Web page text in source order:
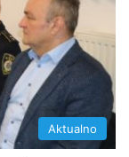
Aktualno